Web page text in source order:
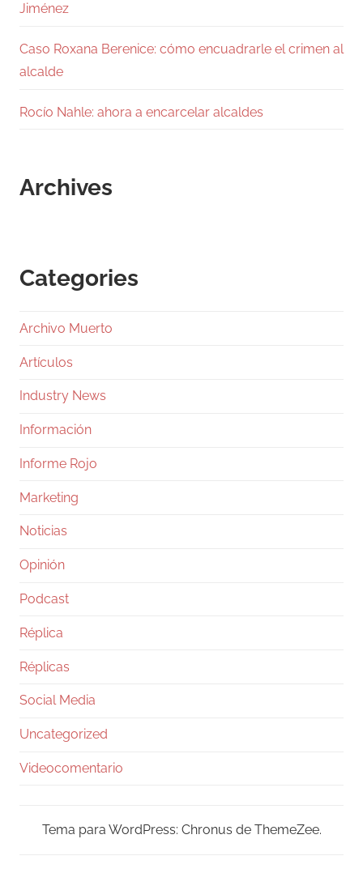
Jiménez
Caso Roxana Berenice: cómo encuadrarle el crimen al
alcalde
Rocío Nahle: ahora a encarcelar alcaldes
Archives
Categories
Archivo Muerto
Artículos
Industry News
Información
Informe Rojo
Marketing
Noticias
Opinión
Podcast
Réplica
Réplicas
Social Media
Uncategorized
Videocomentario
Tema para WordPress: Chronus de ThemeZee.